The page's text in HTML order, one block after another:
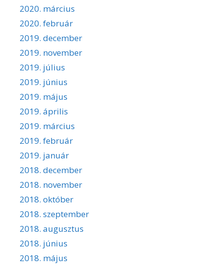
2020. március
2020. február
2019. december
2019. november
2019. július
2019. június
2019. május
2019. április
2019. március
2019. február
2019. január
2018. december
2018. november
2018. október
2018. szeptember
2018. augusztus
2018. június
2018. május